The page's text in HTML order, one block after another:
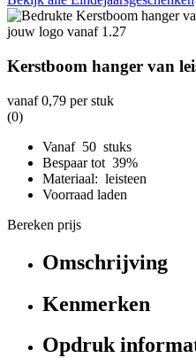
Kerstboom hanger van
vanaf0,79 per stuk
(0)
Vanaf 50 stuks
Bespaar tot 39%
Materiaal: leisteen
Voorraad laden
Bereken prijs
Omschrijving
Kenmerken
Opdruk